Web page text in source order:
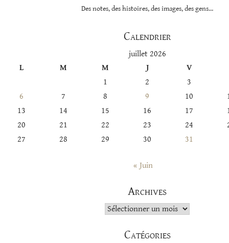
Des notes, des histoires, des images, des gens…
Calendrier
juillet 2026
L
M M J
V
1
2
3
6
7 8 9 10
13
14 15 16 17
20
21 22 23 24
27
28 29 30 31
« Juin
Archives
Archives
Catégories